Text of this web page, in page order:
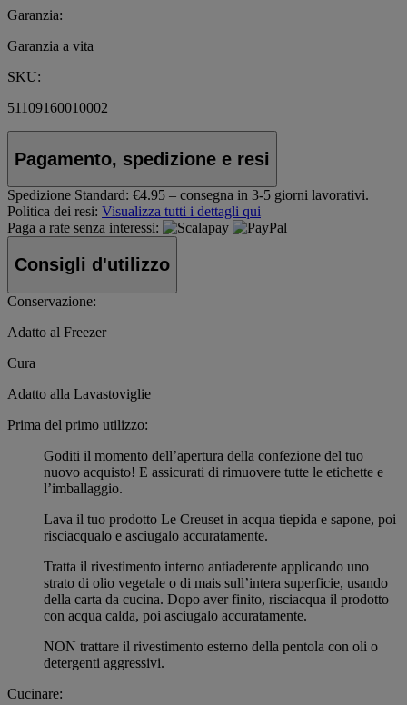
Garanzia:
Garanzia a vita
SKU:
51109160010002
Pagamento, spedizione e resi
Spedizione Standard: €4.95 – consegna in 3-5 giorni lavorativi.
Politica dei resi: Visualizza tutti i dettagli qui
Paga a rate senza interessi:
Consigli d'utilizzo
Conservazione:
Adatto al Freezer
Cura
Adatto alla Lavastoviglie
Prima del primo utilizzo:
Goditi il momento dell’apertura della confezione del tuo
nuovo acquisto! E assicurati di rimuovere tutte le etichette e
l’imballaggio.
Lava il tuo prodotto Le Creuset in acqua tiepida e sapone, poi
risciacqualo e asciugalo accuratamente.
Tratta il rivestimento interno antiaderente applicando uno
strato di olio vegetale o di mais sull’intera superficie, usando
della carta da cucina. Dopo aver finito, risciacqua il prodotto
con acqua calda, poi asciugalo accuratamente.
NON trattare il rivestimento esterno della pentola con oli o
detergenti aggressivi.
Cucinare: